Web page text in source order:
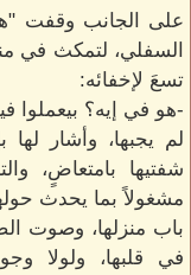
على الجانب وقفت
السفلي، لتمكث في
تسعَ لإخفائه:
-هو في إيه؟ بيعملوا
لم يجبها، وأشار
شفتيها بامتعاضٍ،
مشغولاً بما يحدث
باب منزلها، وصوت
في قلبها، ولولا